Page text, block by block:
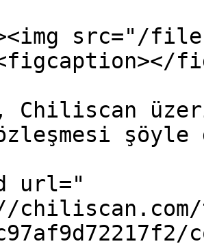
src="/
Chiliscan
şöyle
url="